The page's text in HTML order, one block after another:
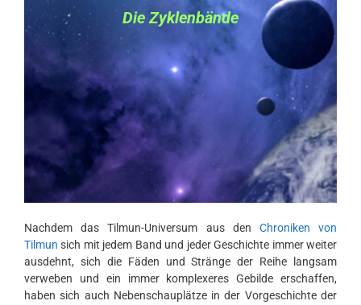
Die Zyklenbände
Nachdem das Tilmun-Universum aus den Chroniken von
Tilmun sich mit jedem Band und jeder Geschichte immer weiter
ausdehnt, sich die Fäden und Stränge der Reihe langsam
verweben und ein immer komplexeres Gebilde erschaffen,
haben sich auch Nebenschauplätze in der Vorgeschichte der